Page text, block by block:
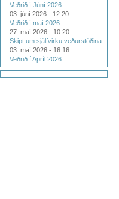
Veðrið í Júní 2026.
03. júní 2026 - 12:20
Veðrið í maí 2026.
27. maí 2026 - 10:20
Skipt um sjálfvirku veðurstöðina.
03. maí 2026 - 16:16
Veðrið í Apríl 2026.